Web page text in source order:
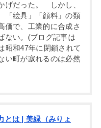
げだった。 しかし、
「絵具」「顔料」の類
価で、工業的に合成さ
ない。(ブログ記事は
昭和47年に閉鎖されて
い町が寂れるのは必然
とは | 美緑（みりょ